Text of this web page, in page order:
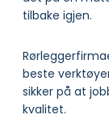
tilbake igjen.
beste
sikker på at
kvalitet.